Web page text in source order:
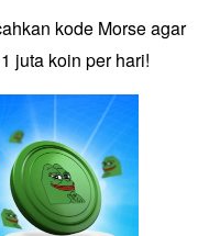
kode Morse agar
juta koin per hari!